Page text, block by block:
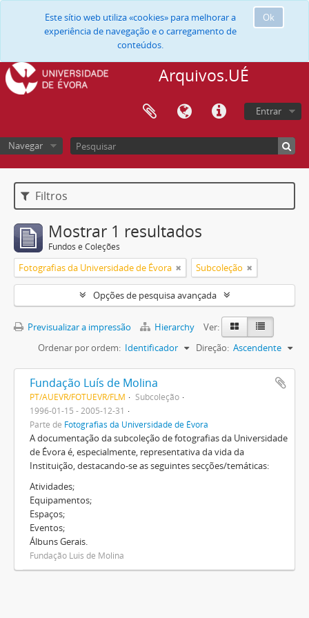
Ok
Este sítio web utiliza «cookies» para melhorar a
experiência de navegação e o carregamento de
conteúdos.
Arquivos.UÉ
Entrar
Navegar
Filtros
Mostrar 1 resultados
Fundos e Coleções
Fotografias da Universidade de Évora Subcoleção
Opções de pesquisa avançada
Previsualizar a impressão Hierarchy
Ver:
Ordenar por ordem: Identificador Direção: Ascendente
Fundação Luís de Molina
PT/AUEVR/FOTUEVR/FLM
Subcoleção
1996-01-15 - 2005-12-31
Parte de Fotografias da Universidade de Évora
A documentação da subcoleção de fotografias da Universidade
de Évora é, especialmente, representativa da vida da
Instituição, destacando-se as seguintes secções/temáticas:
Atividades;
Equipamentos;
Espaços;
Eventos;
Álbuns Gerais.
Fundação Luis de Molina